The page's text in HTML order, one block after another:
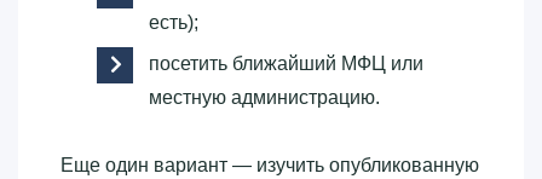
есть);
посетить ближайший МФЦ или
местную администрацию.
Еще один вариант — изучить опубликованную